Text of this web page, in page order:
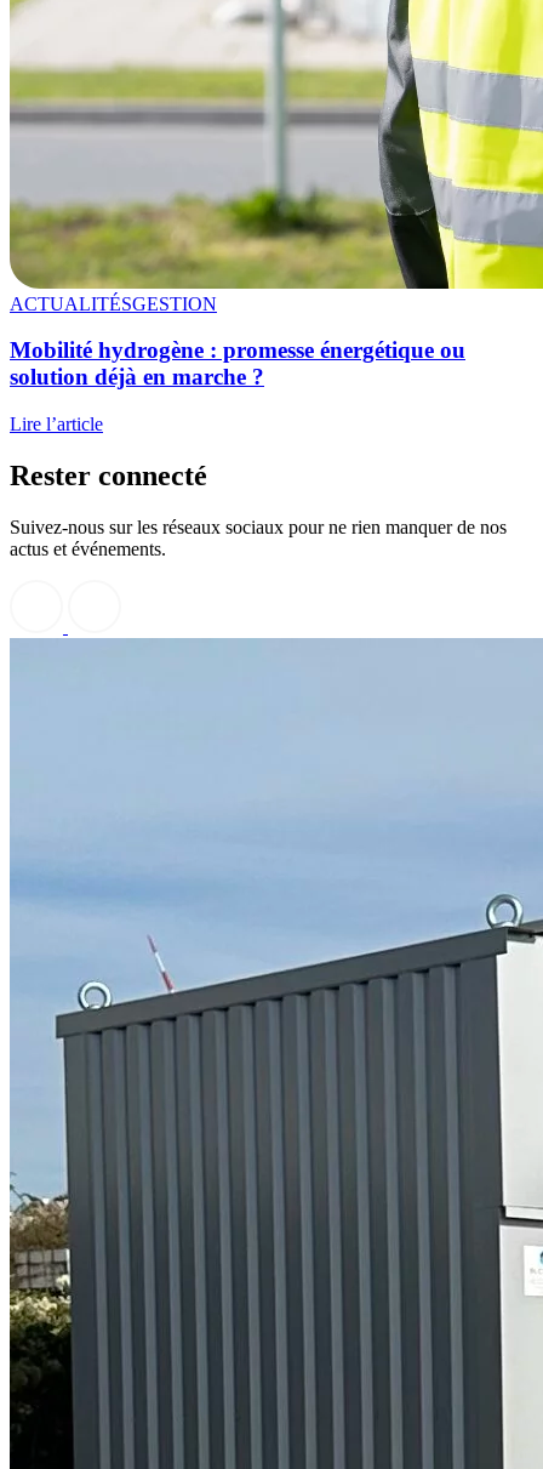
ACTUALITÉSGESTION
Mobilité hydrogène : promesse énergétique ou
solution déjà en marche ?
Lire l’article
Rester connecté
Suivez-nous sur les réseaux sociaux pour ne rien manquer de nos
actus et événements.